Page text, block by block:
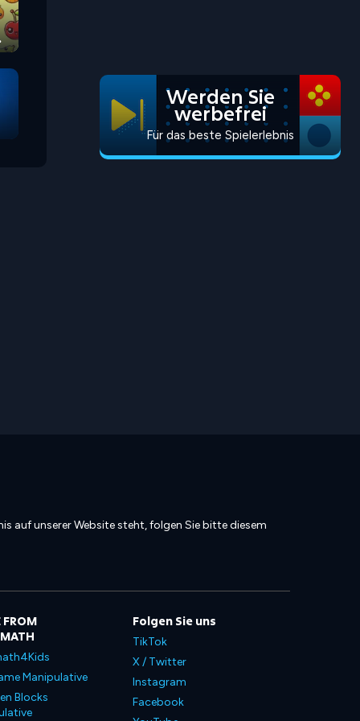
Werden Sie
werbefrei
Für das beste Spielerlebnis
auf unserer Website steht, folgen Sie bitte diesem
FROM
Manipulative
Blocks
Folgen Sie uns
TikTok
X / Twitter
Instagram
Facebook